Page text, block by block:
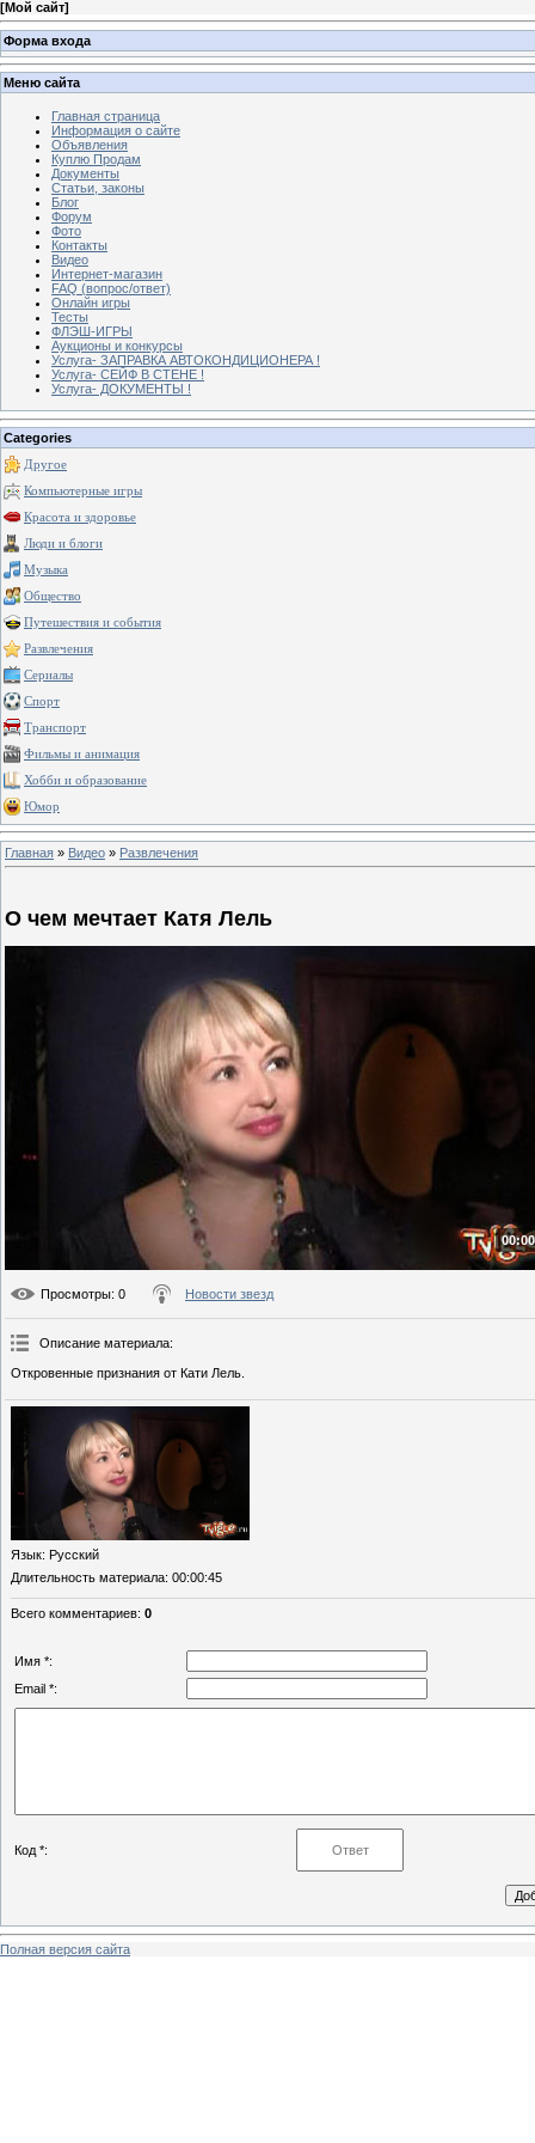
[Мой сайт]
Форма входа
Меню сайта
Главная страница
Информация о сайте
Объявления
Куплю Продам
Документы
Статьи, законы
Блог
Форум
Фото
Контакты
Видео
Интернет-магазин
FAQ (вопрос/ответ)
Онлайн игры
Тесты
ФЛЭШ-ИГРЫ
Аукционы и конкурсы
Услуга- ЗАПРАВКА АВТОКОНДИЦИОНЕРА !
Услуга- СЕЙФ В СТЕНЕ !
Услуга- ДОКУМЕНТЫ !
Categories
Другое
Компьютерные игры
Красота и здоровье
Люди и блоги
Музыка
Общество
Путешествия и события
Развлечения
Сериалы
Спорт
Транспорт
Фильмы и анимация
Хобби и образование
Юмор
Главная » Видео » Развлечения
О чем мечтает Катя Лель
Просмотры: 0 Новости звезд
Описание материала:
Откровенные признания от Кати Лель.
Язык: Русский
Длительность материала: 00:00:45
Всего комментариев: 0
Имя *:
Email *:
Код *:
Полная версия сайта